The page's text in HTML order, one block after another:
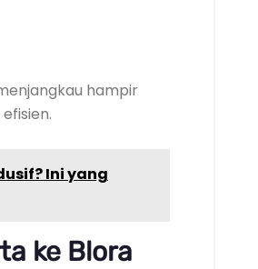
hampir
Ini yang
ke Blora